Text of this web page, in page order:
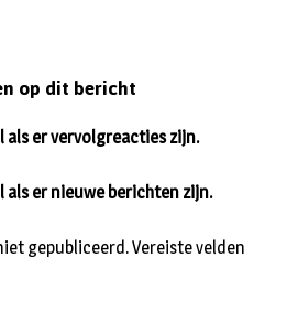
op dit bericht
gepubliceerd.Vereiste velden
als er vervolgreacties zijn.
als er nieuwe berichten zijn.